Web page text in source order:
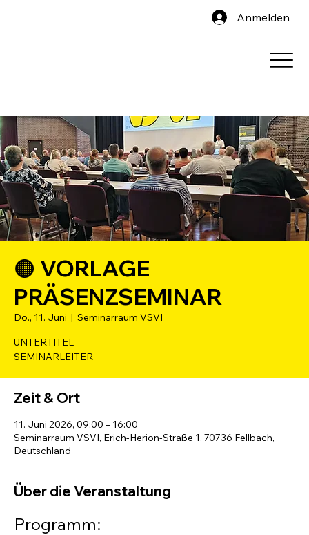
Anmelden
🟠 VORLAGE
PRÄSENZSEMINAR
Do., 11. Juni
  |
Seminarraum VSVI
UNTERTITEL
SEMINARLEITER
Zeit & Ort
11. Juni 2026, 09:00 – 16:00
Seminarraum VSVI, Erich-Herion-Straße 1, 70736 Fellbach,
Deutschland
Über die Veranstaltung
Programm: